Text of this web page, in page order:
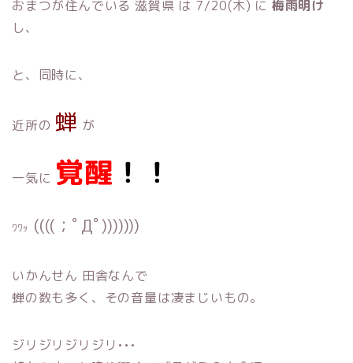
おまつが住んでいる 滋賀県 は 7/20(木) に 梅雨明け
し、
と、同時に、
近所の 蝉 が
一気に 覚醒 ！！
ﾜﾜｯ ((((；ﾟДﾟ)))))))
いかんせん 田舎なんで
蝉の数も多く 、その音量は凄まじいもの。
ジリジリジリジリ•••